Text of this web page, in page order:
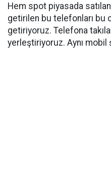
Hem spot piyasada
getirilen bu telefonları bu
getiriyoruz. Telefona
yerleştiriyoruz. Aynı